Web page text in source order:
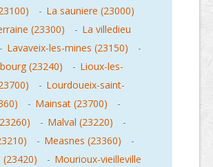
- La sauniere (23000)
(23300) - La villedieu
- Lavaveix-les-mines (23150)
-
(23240)
- Lioux-les-
- Lourdoueix-saint-
- Mainsat (23700)
-
- Malval (23220)
-
- Measnes (23360)
-
(23420)
- Mourioux-vieilleville